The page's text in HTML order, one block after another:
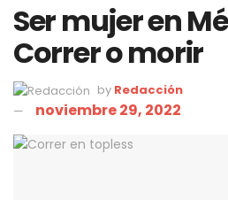
Ser mujer en
Correr o morir
by Redacción
noviembre 29, 2022